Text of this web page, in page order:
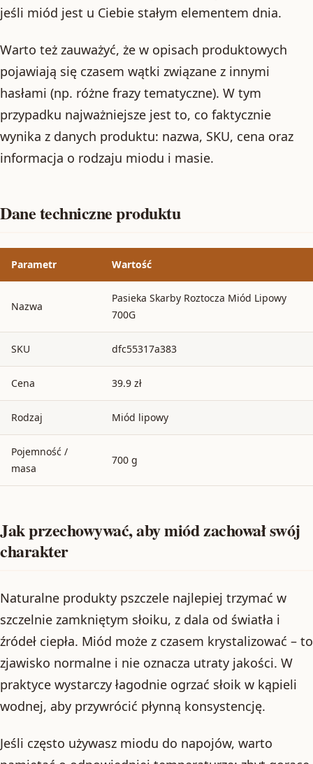
jeśli miód jest u Ciebie stałym elementem dnia.
Warto też zauważyć, że w opisach produktowych
pojawiają się czasem wątki związane z innymi
hasłami (np. różne frazy tematyczne). W tym
przypadku najważniejsze jest to, co faktycznie
wynika z danych produktu: nazwa, SKU, cena oraz
informacja o rodzaju miodu i masie.
Dane techniczne produktu
Parametr Wartość
Nazwa
Pasieka Skarby Roztocza Miód Lipowy
700G
SKU dfc55317a383
Cena 39.9 zł
Rodzaj Miód lipowy
Pojemność /
masa
700 g
Jak przechowywać, aby miód zachował swój
charakter
Naturalne produkty pszczele najlepiej trzymać w
szczelnie zamkniętym słoiku, z dala od światła i
źródeł ciepła. Miód może z czasem krystalizować – to
zjawisko normalne i nie oznacza utraty jakości. W
praktyce wystarczy łagodnie ogrzać słoik w kąpieli
wodnej, aby przywrócić płynną konsystencję.
Jeśli często używasz miodu do napojów, warto